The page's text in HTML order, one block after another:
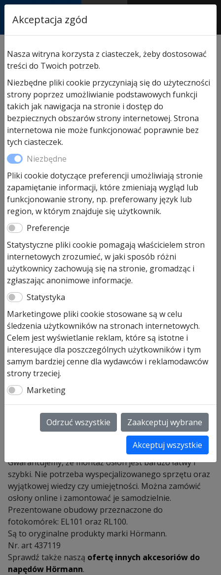
AUTORYZOWANY
PARTNER & SERWIS
Hormann/ Obudowa fotokomórki EL101 chroniąca
przed słońcem
Obudowa fotokomórki EL101
chroniąca przed słońcem
98,00zł
Pozostało tylko: 1 (może być zamówiony)
Obudowa
fotokomórki
EL101
chroniąca
przed
słońcem
Dodaj do koszyka
Obudowa fotokomórki EL101
chroniąca przed słońcem
Obudowa fotokomórki EL101
przed słońcem do fotokomórki Hormann.
Jeżeli Twoje fotokomórki zamontowane zostały w
miejscu narażonym na promienie słoneczne – może to
powodować występowanie błędów w napędzie.
Rozwiązaniem może być zastosowanie osłon
zabezpieczających przez słońcem.
Gwarantujemy, że montaż osłon jest bardzo łatwy i
szybki. Nie potrzeba wyspecjalizowanego sprzętu oraz
wyjątkowej wiedzy czy umiejętności. Można zamówić
osłony online i zamontować je samodzielnie.
Prezentowane obudowy przeznaczone do
fotokomórek: EL101 oraz RL100.
Są to oryginalne produkty marki Hörmann.
Nr. art 437119
Sprawdź także naszą ofertę innych akcesoriów do
napędów Hörmann.
Akceptacja zgód
Nasza witryna korzysta z ciasteczek, żeby dostosować
treści do Twoich potrzeb.
Niezbędne pliki cookie przyczyniają się do użyteczności
strony poprzez umożliwianie podstawowych funkcji
takich jak nawigacja na stronie i dostęp do
bezpiecznych obszarów strony internetowej. Strona
internetowa nie może funkcjonować poprawnie bez
tych ciasteczek.
Niezbędne
Pliki cookie dotyczące preferencji umożliwiają stronie
zapamiętanie informacji, które zmieniają wygląd lub
funkcjonowanie strony, np. preferowany język lub
region, w którym znajduje się użytkownik.
Preferencje
Statystyczne pliki cookie pomagają właścicielem stron
internetowych zrozumieć, w jaki sposób różni
użytkownicy zachowują się na stronie, gromadząc i
zgłaszając anonimowe informacje.
Statystyka
Marketingowe pliki cookie stosowane są w celu
śledzenia użytkowników na stronach internetowych.
Celem jest wyświetlanie reklam, które są istotne i
interesujące dla poszczególnych użytkowników i tym
samym bardziej cenne dla wydawców i reklamodawców
strony trzeciej.
Marketing
Odrzuć wszystkie Zaakceptuj wybrane
Akceptuj wszystkie